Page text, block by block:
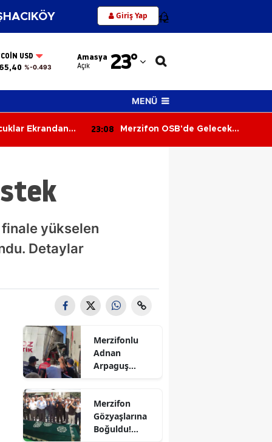
Giriş Yap 12
USD
%-0.493
Amasya
Açık 23°
Adana
Adıyaman
Ağrı
Amasya
Aydın
Bilecik
Bingöl
Bitlis
Bolu
Bursa
Çanakkale
MENÜ
Ekrandan
23:08
Merzifon OSB'de Gelecek
finale yükselen
Detaylar
Merzifonlu
Adnan
Arpaguş
Hayatını
Kaybetti
Merzifon
Gözyaşlarına
Boğuldu!